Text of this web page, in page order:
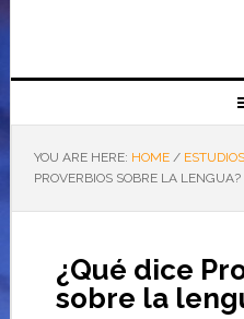
YOU ARE HERE: HOME /
PROVERBIOS SOBRE LA LENGUA?
¿Qué dice
sobre la